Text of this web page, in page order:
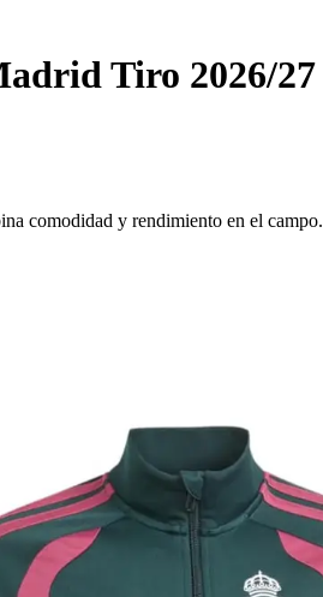
Tiro 2026/27
comodidad y rendimiento en el campo.